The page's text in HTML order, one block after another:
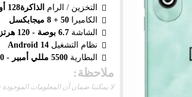
التخزين / الرام الذاكرة128 أو 256 جيجابايت /الرام8 جيجابايت
الكاميرا
50 + 8 ميجابكسل
الشاشة 6.7 بوصة - 120 هرتز - Fluid AMOLED
نظام التشغيل Android 14
البطارية 5500 مللي أمبير - 100 واط
ملاحظة:
لا يمكننا ضمان أن المعلومات الموجودة